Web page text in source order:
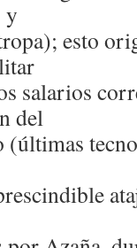
y
esto
salarios
del